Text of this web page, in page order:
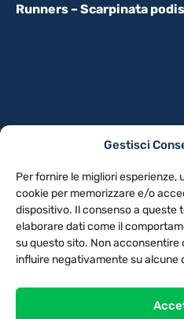
Gestisci
Per fornire le migliori esperienze,
cookie per memorizzare e/o
dispositivo. Il consenso a queste
elaborare dati come il
su questo sito. Non acconsentire
influire negativamente su
Runners – Scarpinata
NOTE LEGALI
TV
Via Monteleonese 95/
Tel. 0573.9136 /